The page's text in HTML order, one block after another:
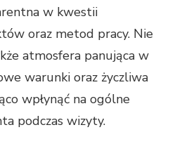
w kwestii
oraz metod pracy. Nie
atmosfera panująca w
warunki oraz życzliwa
wpłynąć na ogólne
podczas wizyty.